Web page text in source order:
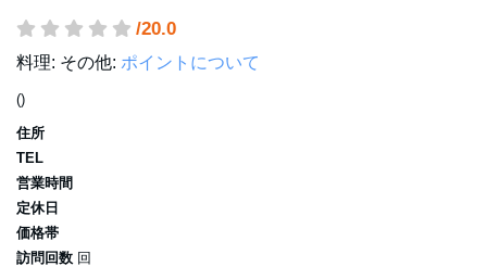
/20.0
料理: その他: ポイントについて
()
住所
TEL
営業時間
定休日
価格帯
訪問回数 回